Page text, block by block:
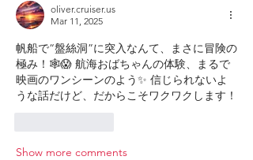
oliver.cruiser.us
Mar 11, 2025
帆船で“盤絲洞”に突入なんて、まさに冒険の
極み！🕸️😱 航海おばちゃんの体験、まるで
映画のワンシーンのよう✨ 信じられないよ
うな話だけど、だからこそワクワクします！
Show more comments